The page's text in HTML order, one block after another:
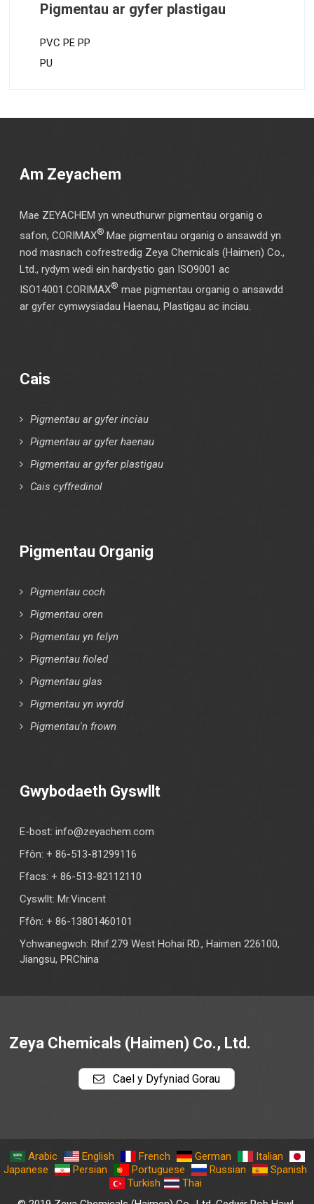
Pigmentau ar gyfer plastigau
PVC PE PP
PU
Am Zeyachem
Mae ZEYACHEM yn wneuthurwr pigmentau organig o
safon, CORIMAX®Mae pigmentau organig o ansawdd yn
nod masnach cofrestredig Zeya Chemicals (Haimen) Co.,
Ltd., rydym wedi ein hardystio gan ISO9001 ac
ISO14001.CORIMAX® mae pigmentau organig o ansawdd
ar gyfer cymwysiadau Haenau, Plastigau ac inciau.
Cais
Pigmentau ar gyfer inciau
Pigmentau ar gyfer haenau
Pigmentau ar gyfer plastigau
Cais cyffredinol
Pigmentau Organig
Pigmentau coch
Pigmentau oren
Pigmentau yn felyn
Pigmentau fioled
Pigmentau glas
Pigmentau yn wyrdd
Pigmentau'n frown
Gwybodaeth Gyswllt
E-bost:info@zeyachem.com
Ffôn: + 86-513-81299116
Ffacs: + 86-513-82112110
Cyswllt: Mr.Vincent
Ffôn: + 86-13801460101
Ychwanegwch: Rhif.279 West Hohai RD., Haimen 226100,
Jiangsu, PRChina
Zeya Chemicals (Haimen) Co., Ltd.
Cael y Dyfyniad Gorau
Arabic English French German
Italian
Japanese
Persian Portuguese Russian
Spanish
Turkish
Thai